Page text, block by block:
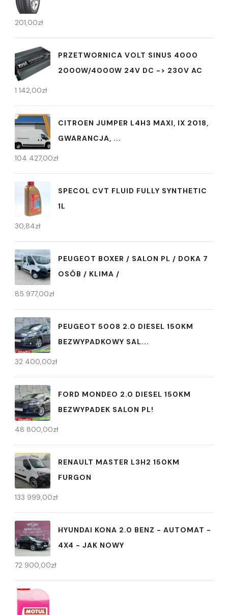
201,00zł
PRZETWORNICA VOLT SINUS 4000
2000W/4000W 24V DC -> 230V AC
1 142,00zł
CITROEN JUMPER L4H3 MAXI, IX 2018,
GWARANCJA, ...
104 427,00zł
SPECOL CVT FLUID FULLY SYNTHETIC
1L
30,84zł
PEUGEOT BOXER / SALON PL / DOKA 7
OSÓB / KLIMA /
85 977,00zł
PEUGEOT 5008 2.0 DIESEL 150KM
BEZWYPADKOWY SAL...
32 400,00zł
FORD MONDEO 2.0 DIESEL 150KM
BEZWYPADEK SALON PL!
48 800,00zł
RENAULT MASTER L3H2 150KM
FURGON
133 999,00zł
HYUNDAI KONA 2.0 BENZ - AUTOMAT -
4X4 - JAK NOWY
72 900,00zł